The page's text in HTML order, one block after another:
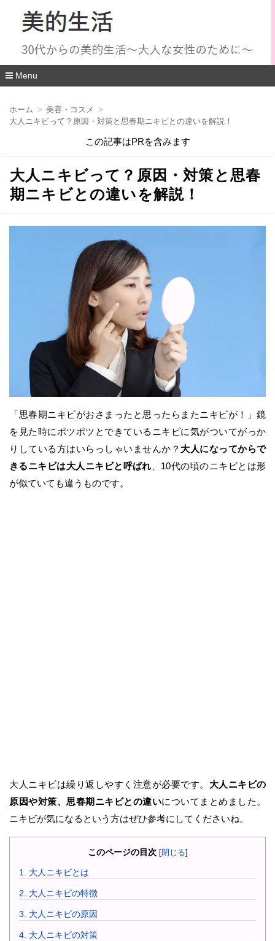
Menu
移
ホーム
美容・コスメ
大人ニキビって？原因・対策と思春期ニキビとの違いを解説！
この記事はPRを含みます
大人ニキビって？原因・対策と思春
期ニキビとの違いを解説！
「思春期ニキビがおさまったと思ったらまたニキビが！」鏡
を見た時にポツポツとできているニキビに気がついてがっか
りしている方はいらっしゃいませんか？ 大人になってからで
きるニキビは大人ニキビと呼ばれ、10代の頃のニキビとは形
が似ていても違うものです。
大人ニキビは繰り返しやすく注意が必要です。 大人ニキビの
原因や対策、思春期ニキビとの違いについてまとめました。
ニキビが気になるという方はぜひ参考にしてくださいね。
このページの目次 [閉じる]
1. 大人ニキビとは
2. 大人ニキビの特徴
3. 大人ニキビの原因
4. 大人ニキビの対策